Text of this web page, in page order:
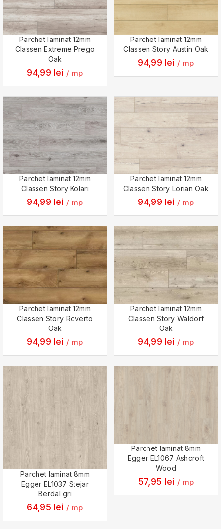
Parchet laminat 12mm
Classen Extreme Prego
Oak
94,99 lei / mp
Parchet laminat 12mm
Classen Story Austin Oak
94,99 lei / mp
Parchet laminat 12mm
Classen Story Kolari
94,99 lei / mp
Parchet laminat 12mm
Classen Story Lorian Oak
94,99 lei / mp
Parchet laminat 12mm
Classen Story Roverto
Oak
94,99 lei / mp
Parchet laminat 12mm
Classen Story Waldorf
Oak
94,99 lei / mp
Parchet laminat 8mm
Egger EL1037 Stejar
Berdal gri
64,95 lei / mp
Parchet laminat 8mm
Egger EL1067 Ashcroft
Wood
57,95 lei / mp